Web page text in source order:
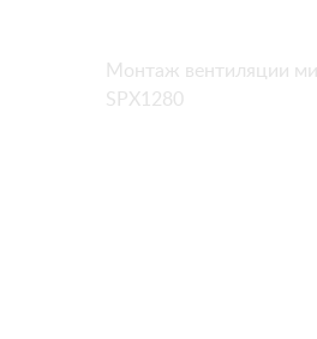
Монтаж вентиляции
SPX1280